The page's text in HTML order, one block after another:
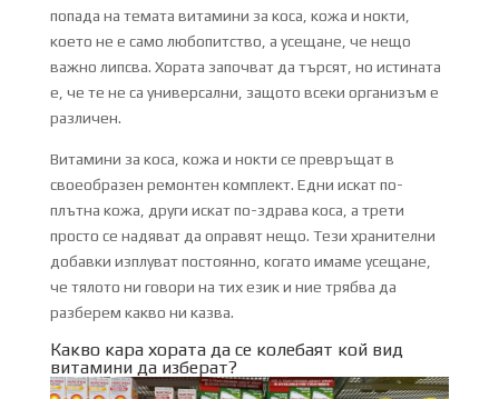
попада на темата витамини за коса, кожа и нокти,
което не е само любопитство, а усещане, че нещо
важно липсва. Хората започват да търсят, но истината
е, че те не са универсални, защото всеки организъм е
различен.
Витамини за коса, кожа и нокти се превръщат в
своеобразен ремонтен комплект. Едни искат по-
плътна кожа, други искат по-здрава коса, а трети
просто се надяват да оправят нещо. Тези хранителни
добавки изплуват постоянно, когато имаме усещане,
че тялото ни говори на тих език и ние трябва да
разберем какво ни казва.
Какво кара хората да се колебаят кой вид
витамини да изберат?